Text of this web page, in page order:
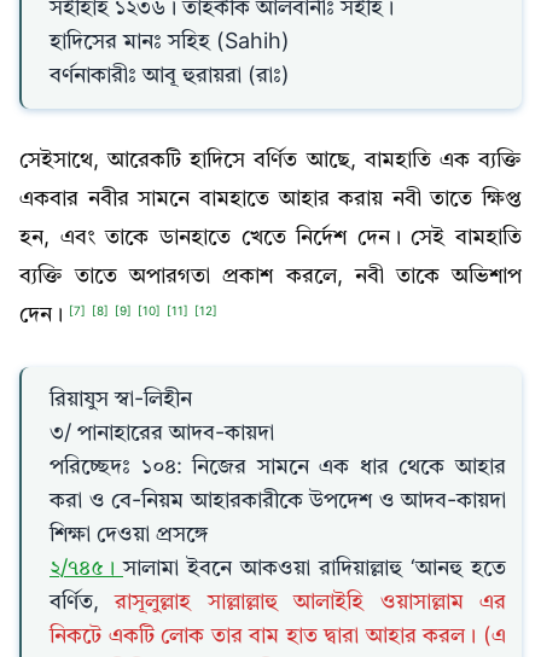
সহীহাহ ১২৩৬। তাহকীক আলবানীঃ সহীহ।
হাদিসের মানঃ সহিহ (Sahih)
বর্ণনাকারীঃ আবূ হুরায়রা (রাঃ)
সেইসাথে, আরেকটি হাদিসে বর্ণিত আছে, বামহাতি এক ব্যক্তি
একবার নবীর সামনে বামহাতে আহার করায় নবী তাতে ক্ষিপ্ত
হন, এবং তাকে ডানহাতে খেতে নির্দেশ দেন। সেই বামহাতি
ব্যক্তি তাতে অপারগতা প্রকাশ করলে, নবী তাকে অভিশাপ
দেন।
[7] [8] [9] [10] [11] [12]
রিয়াযুস স্বা-লিহীন
৩/ পানাহারের আদব-কায়দা
পরিচ্ছেদঃ ১০৪: নিজের সামনে এক ধার থেকে আহার
করা ও বে-নিয়ম আহারকারীকে উপদেশ ও আদব-কায়দা
শিক্ষা দেওয়া প্রসঙ্গে
২/৭৪৫।সালামা ইবনে আকওয়া রাদিয়াল্লাহু ‘আনহু হতে
বর্ণিত, রাসূলুল্লাহ সাল্লাল্লাহু আলাইহি ওয়াসাল্লাম এর
নিকটে একটি লোক তার বাম হাত দ্বারা আহার করল। (এ